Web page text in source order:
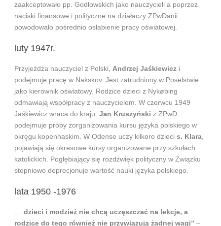
zaakceptowało pp. Godłowskich jako nauczycieli a poprzez
naciski finansowe i polityczne na działaczy ZPwDanii
powodowało pośrednio osłabienie pracy oświatowej.
luty 1947r.
Przyjeżdża nauczyciel z Polski, Andrzej Jaśkiewicz i
podejmuje pracę w Nakskov. Jest zatrudniony w Poselstwie
jako kierownik oświatowy. Rodzice dzieci z Nykøbing
odmawiają współpracy z nauczycielem. W czerwcu 1949
Jaśkiewicz wraca do kraju. Jan Kruszyński z ZPwD
podejmuje próby zorganizowania kursu języka polskiego w
okręgu kopenhaskim. W Odense uczy kilkoro dzieci s. Klara
pojawiają się okresowe kursy organizowane przy szkołach
katolickich. Pogłębiający się rozdźwięk polityczny w Związku
stopniowo deprecjonuje wartość nauki języka polskiego.
lata 1950 -1976
dzieci i modzież nie chcą uczęszczać na lekcje, a
rodzice do tego również nie przywiązują żadnej wagi” –